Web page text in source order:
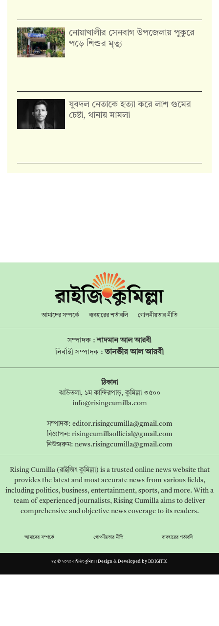
নোয়াখালীর সেনবাগ উপজেলায় পুকুরে
পড়ে শিশুর মৃত্যু
যুবদল নেতাকে হত্যা করে লাশ গুমের
চেষ্টা, থানায় মামলা
আমাদের সম্পর্কে ব্যবহারের শর্তাবলি গোপনীয়তার নীতি
সম্পাদক :শাদমান আল আরবী
নির্বাহী সম্পাদক :তানভীর আল আরবী
ঠিকানা
ঝাউতলা, ১ম কান্দিরপাড়, কুমিল্লা ৩৫০০
info@risingcumilla.com
সম্পাদক: editor.risingcumilla@gmail.com
বিজ্ঞাপন: risingcumillaofficial@gmail.com
নিউজরুম: news.risingcumilla@gmail.com
Rising Cumilla (রাইজিং কুমিল্লা) is a trusted online news website that
provides the latest and most accurate news from various fields,
including politics, business, entertainment, sports, and more. With a
team of experienced journalists, Rising Cumilla aims to deliver
comprehensive and objective news coverage to its readers.
আমাদের সম্পর্কে গোপনীয়তার নীতি ব্যবহারের শর্তাবলি
স্বত্ব © ২০২৩ রাইজিং কুমিল্লা। Design & Developed byBDIGITIC